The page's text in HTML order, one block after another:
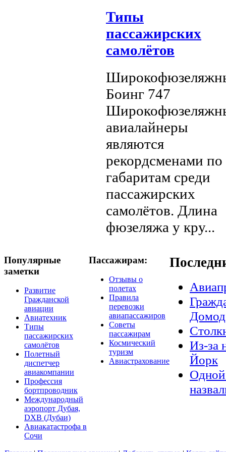
Типы
пассажирских
самолётов
Боинг 747
авиалайнеры
являются
рекордсменами по
габаритам среди
пассажирских
самолётов. Длина
фюзеляжа у кру...
Популярные
заметки
Развитие
Гражданской
авиации
Авиатехник
Типы
пассажирских
самолётов
Полетный
диспетчер
авиакомпании
Профессия
бортпроводник
Международный
аэропорт Дубая,
DXB (Дубаи)
Авиакатастрофа в
Сочи
Пассажирам:
Отзывы о
полетах
Правила
перевозки
авиапассажиров
Советы
пассажирам
Космический
туризм
Авиастрахование
Из-за
Йорк
Одной